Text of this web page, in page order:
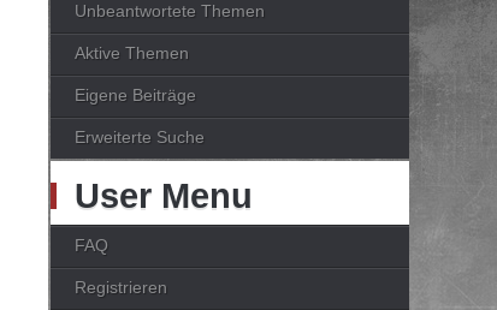
Unbeantwortete Themen
Aktive Themen
Eigene Beiträge
Erweiterte Suche
User Menu
FAQ
Registrieren